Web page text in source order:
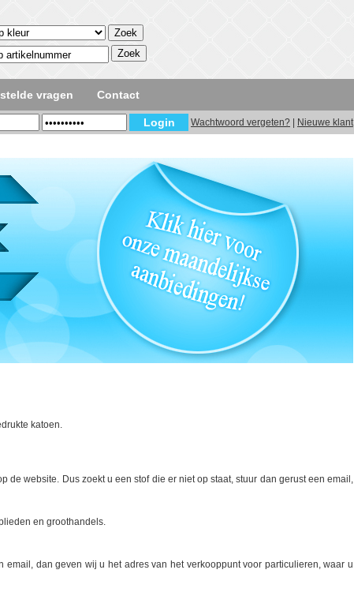
vragen Contact
Wachtwoord vergeten? Nieuwe klant
katoen.
website. Dus zoekt u een stof die er niet op staat, stuur dan gerust een email,
en groothandels.
dan geven wij u het adres van het verkooppunt voor particulieren, waar u